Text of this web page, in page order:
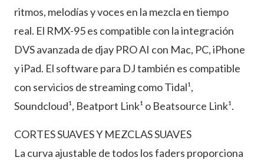
ritmos, melodías y voces en la mezcla en tiempo
real. El RMX-95 es compatible con la integración
DVS avanzada de djay PRO AI con Mac, PC, iPhone
y iPad. El software para DJ también es compatible
con servicios de streaming como Tidal¹,
Soundcloud¹, Beatport Link¹ o Beatsource Link¹.
CORTES SUAVES Y MEZCLAS SUAVES
La curva ajustable de todos los faders proporciona